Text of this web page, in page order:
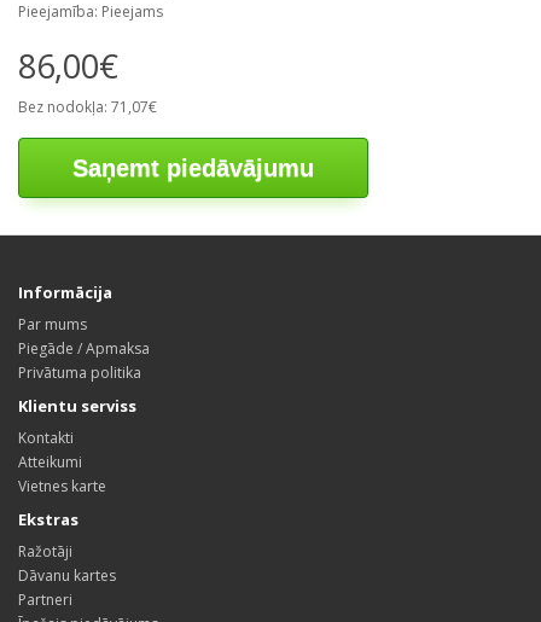
Pieejamība: Pieejams
86,00€
Bez nodokļa: 71,07€
Saņemt piedāvājumu
Informācija
Par mums
Piegāde / Apmaksa
Privātuma politika
Klientu serviss
Kontakti
Atteikumi
Vietnes karte
Ekstras
Ražotāji
Dāvanu kartes
Partneri